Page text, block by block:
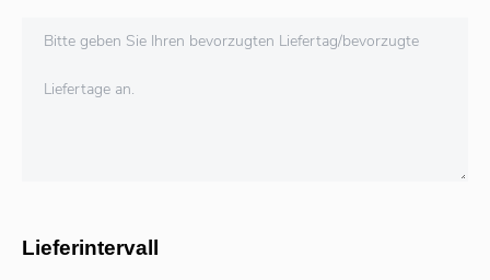
Bitte geben Sie Ihren bevorzugten Liefertag/bevorzugte
Liefertage an.
Lieferintervall